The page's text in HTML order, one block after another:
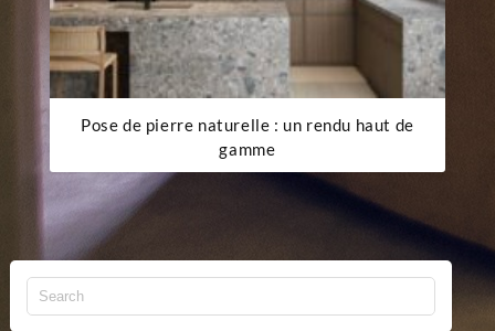
Pose de pierre naturelle : un rendu haut de
gamme